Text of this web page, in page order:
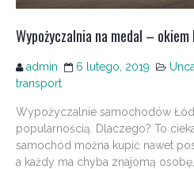
Wypożyczalnia na medal –
admin 6 lutego, 2019
transport
Wypożyczalnie samochodów
popularnością. Dlaczego? To
samochód można kupić nawet
a każdy ma chyba znajomą